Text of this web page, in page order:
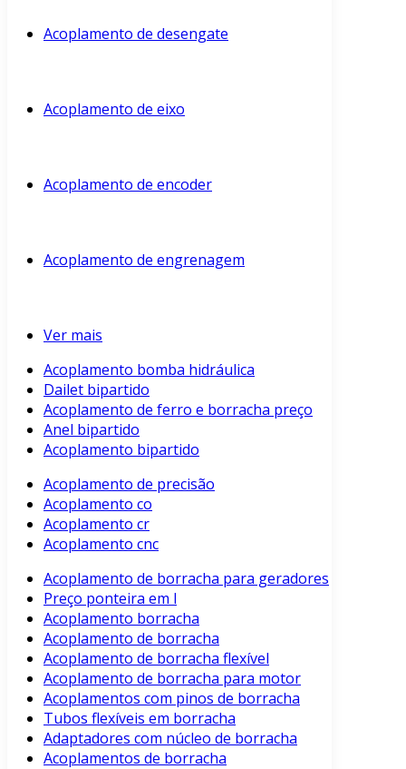
Acoplamento de desengate
Acoplamento de eixo
Acoplamento de encoder
Acoplamento de engrenagem
Ver mais
Acoplamento bomba hidráulica
Dailet bipartido
Acoplamento de ferro e borracha preço
Anel bipartido
Acoplamento bipartido
Acoplamento de precisão
Acoplamento co
Acoplamento cr
Acoplamento cnc
Acoplamento de borracha para geradores
Preço ponteira em l
Acoplamento borracha
Acoplamento de borracha
Acoplamento de borracha flexível
Acoplamento de borracha para motor
Acoplamentos com pinos de borracha
Tubos flexíveis em borracha
Adaptadores com núcleo de borracha
Acoplamentos de borracha